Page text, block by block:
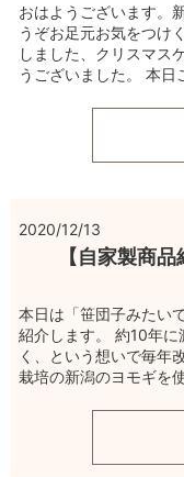
おはようございます。
うぞお足元お気をつけ
しました、クリスマス
うございました。 本
2020/12/13
【自家製商
本日は「笹団子みたい
紹介します。 約10年に
く、という想いで毎
栽培の新潟のヨモギを